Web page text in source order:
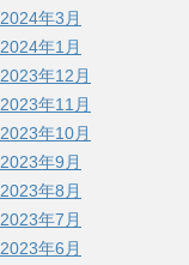
2024年3月
2024年1月
2023年12月
2023年11月
2023年10月
2023年9月
2023年8月
2023年7月
2023年6月